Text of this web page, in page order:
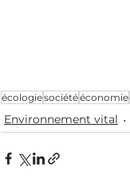
écologiesociétééconomie
Environnement vital